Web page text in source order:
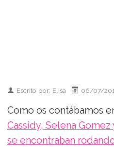
Escrito por: Elisa 06/07/
Como os contábamos
Cassidy, Selena
se encontraban